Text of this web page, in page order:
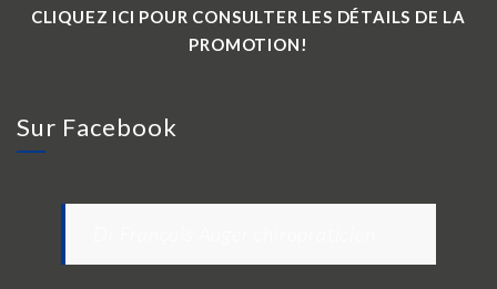
CLIQUEZ ICI POUR CONSULTER LES DÉTAILS DE LA
PROMOTION!
Sur Facebook